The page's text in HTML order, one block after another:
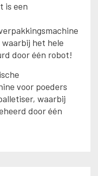
is een
het hele
door één robot!
voor poeders
waarbij
door één